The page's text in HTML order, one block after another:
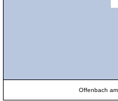
Offenbach